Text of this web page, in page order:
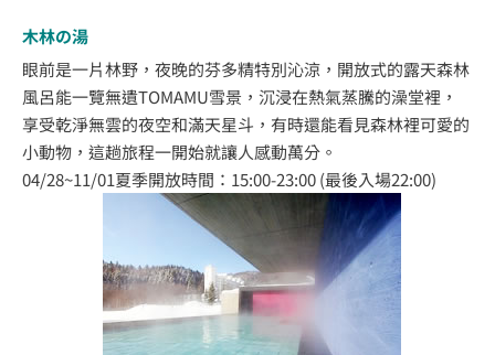
木林の湯
眼前是一片林野，夜晚的芬多精特別沁涼，開放式的露天森林
風呂能一覽無遺TOMAMU雪景，沉浸在熱氣蒸騰的澡堂裡，
享受乾淨無雲的夜空和滿天星斗，有時還能看見森林裡可愛的
小動物，這趟旅程一開始就讓人感動萬分。
04/28~11/01夏季開放時間：15:00-23:00 (最後入場22:00)